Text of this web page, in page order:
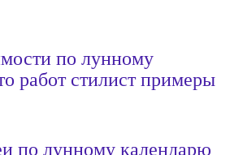
по лунному
работ стилист примеры
по лунному календарю